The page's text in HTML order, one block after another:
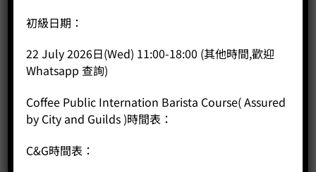
CP180 尼加拉瓜 帕拉尼瑪荔枝園特規 (500g)
Price: HK$425.00
BUY NOW
初級日期：
22 July 2026日(Wed) 11:00-18:00 (其他時間,歡迎
Whatsapp 查詢)
Coffee Public Internation Barista Course( Assured
by City and Guilds )時間表：
C&G時間表：